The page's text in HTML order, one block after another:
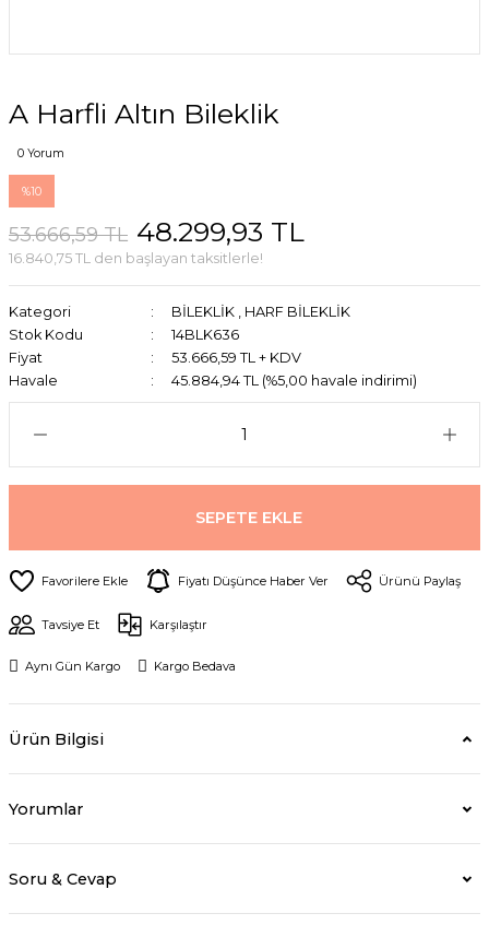
A Harfli Altın Bileklik
0 Yorum
%10
53.666,59 TL 48.299,93 TL
16.840,75 TL den başlayan taksitlerle!
Kategori BİLEKLİK , HARF BİLEKLİK
Stok Kodu
14BLK636
Fiyat
53.666,59 TL + KDV
Havale
45.884,94 TL (%5,00 havale indirimi)
SEPETE EKLE
Fiyatı Düşünce Haber Ver Ürünü Paylaş
Tavsiye Et Karşılaştır
Aynı Gün Kargo Kargo Bedava
Ürün Bilgisi
Yorumlar
Soru & Cevap